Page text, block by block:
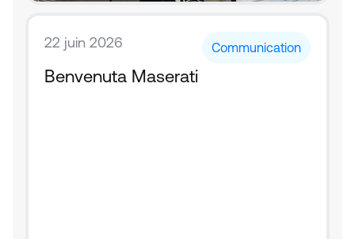
22 juin 2026 Communication
Benvenuta Maserati